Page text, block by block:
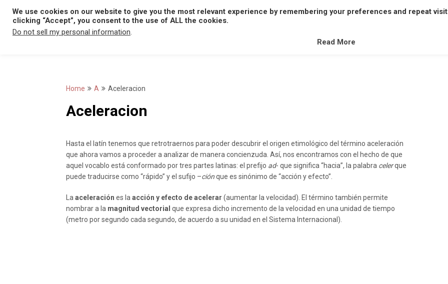
content
A B C D E F G H I J K L M
Home A Aceleracion
Aceleracion
Hasta el latín tenemos que retrotraernos para poder descubrir el origen etimológico del término aceleración
que ahora vamos a proceder a analizar de manera concienzuda. Así, nos encontramos con el hecho de que
aquel vocablo está conformado por tres partes latinas: el prefijo ad- que significa “hacia”, la palabra celerque
puede traducirse como “rápido” y el sufijo –ciónque es sinónimo de “acción y efecto”.
La aceleración es la acción y efecto de acelerar (aumentar la velocidad). El término también permite
nombrar a la magnitud vectorial que expresa dicho incremento de la velocidad en una unidad de tiempo
(metro por segundo cada segundo, de acuerdo a su unidad en el Sistema Internacional).
We use cookies on our website to give you the most relevant experience by remembering your preferences and repeat
clicking “Accept”, you consent to the use of ALL the cookies.
Do not sell my personal information.
Read More